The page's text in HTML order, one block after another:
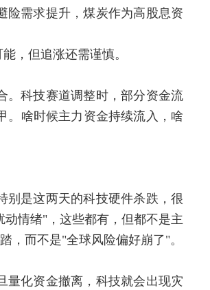
需求提升，煤炭作为高股息资
，但追涨还需谨慎。
科技赛道调整时，部分资金流
。啥时候主力资金持续流入，啥
是这两天的科技硬件杀跌，很
情绪"，这些都有，但都不是主
，而不是"全球风险偏好崩了"。
化资金撤离，科技就会出现灾